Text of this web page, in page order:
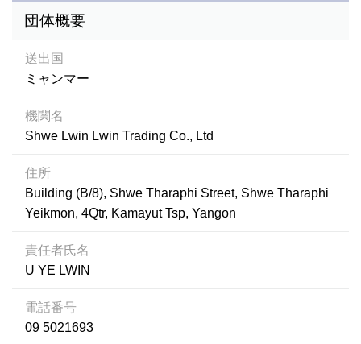
団体概要
送出国
ミャンマー
機関名
Shwe Lwin Lwin Trading Co., Ltd
住所
Building (B/8), Shwe Tharaphi Street, Shwe Tharaphi
Yeikmon, 4Qtr, Kamayut Tsp, Yangon
責任者氏名
U YE LWIN
電話番号
09 5021693